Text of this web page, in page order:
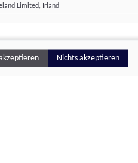
Limited, Irland
Nichts akzeptieren